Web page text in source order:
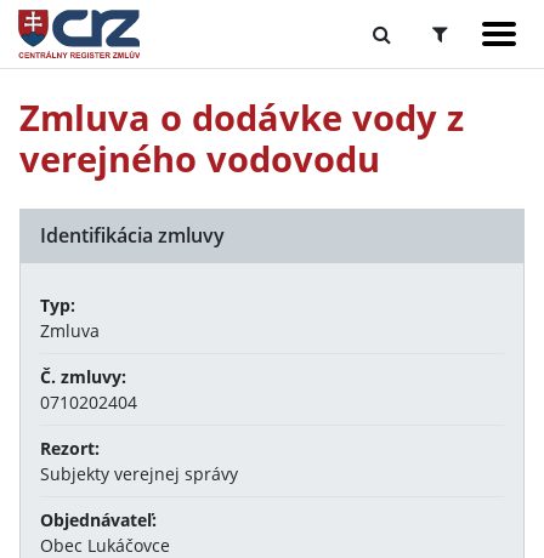
Zmluva o dodávke vody z
verejného vodovodu
Identifikácia zmluvy
Typ:
Zmluva
Č. zmluvy:
0710202404
Rezort:
Subjekty verejnej správy
Objednávateľ:
Obec Lukáčovce